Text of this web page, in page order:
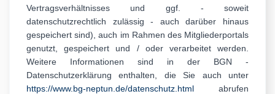
Vertragsverhältnisses und ggf. - soweit
datenschutzrechtlich zulässig - auch darüber hinaus
gespeichert sind), auch im Rahmen des Mitgliederportals
genutzt, gespeichert und / oder verarbeitet werden.
Weitere Informationen sind in der BGN -
Datenschutzerklärung enthalten, die Sie auch unter
https://www.bg-neptun.de/datenschutz.html abrufen